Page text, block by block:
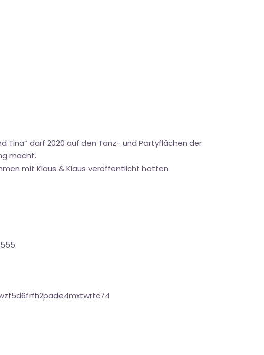
Tina“ darf 2020 auf den Tanz- und Partyflächen der
macht.
mit Klaus & Klaus veröffentlicht hatten.